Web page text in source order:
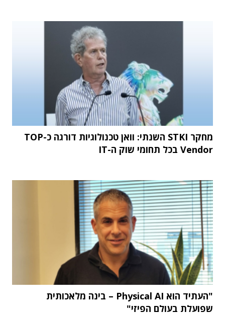
מחקר STKI השנתי: וואן טכנולוגיות דורגה כ-TOP
Vendor בכל תחומי שוק ה-IT
"העתיד הוא Physical AI – בינה מלאכותית
שפועלת בעולם הפיזי"